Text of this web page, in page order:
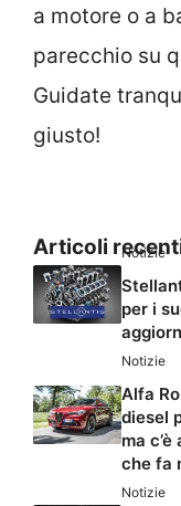
a motore o a
parecchio su
Guidate
giusto!
Articoli Notizie
per i
Notizie
Alfa
diesel
ma
che fa
Notizie